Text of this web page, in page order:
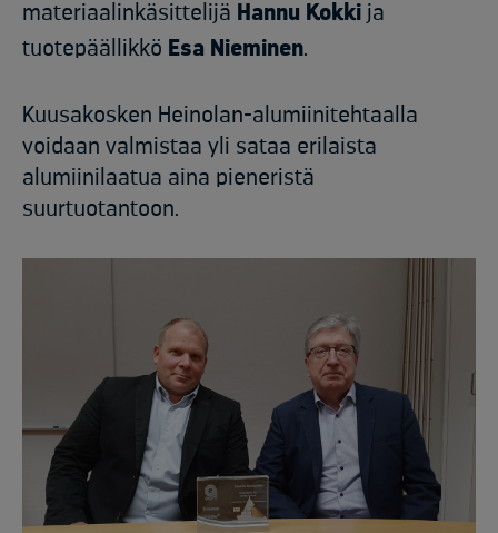
materiaalinkäsittelijä Hannu Kokki ja
tuotepäällikkö Esa Nieminen.
Kuusakosken Heinolan-alumiinitehtaalla
voidaan valmistaa yli sataa erilaista
alumiinilaatua aina pieneristä
suurtuotantoon.